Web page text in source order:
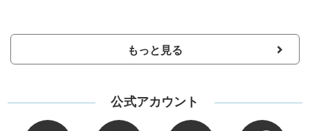
もっと見る
公式アカウント